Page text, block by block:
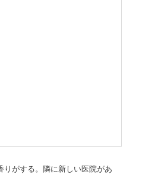
がする。隣に新しい医院があ